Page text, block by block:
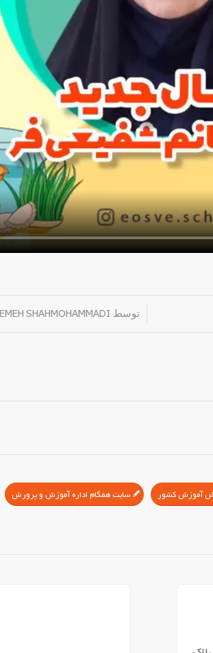
توسط SHAHMOHAMMADI
آموزش کشور سایت همگام اداره آموزش و پرورش